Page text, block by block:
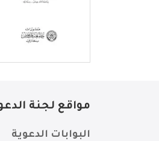
مواقع لجنة
البوابات الدعوية